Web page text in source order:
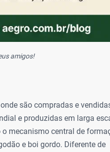
amigos!
são compradas e
e produzidas em larga
mecanismo central de
e boi gordo. Diferente de